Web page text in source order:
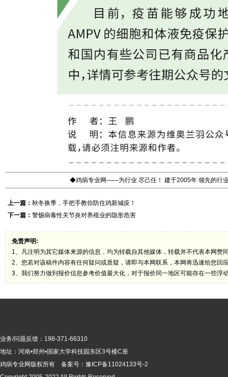
◆鸡病专业网——为行业 尽己任！ 建于2005年 领先的行
上一篇： 秋冬换季，手把手教你防住鸡新城疫！
下一篇： 警惕病毒性关节炎对养殖业的隐形危害
免责声明:
1、凡注明为其它媒体来源的信息，均为转载自其他媒体，转载并不代表本网赞
2、您若对该稿件内容有任何疑问或质疑，请即与本网联系，本网将迅速给您回
3、我们努力做到报价信息参考价值最大化，对于报价同一地区可能存在一些浮
业务/问题反馈：198-371-66310
地址：河南•郑州•国家大学科技园东区3号楼C座
鸡病专业网版权所有 备案号： 豫ICP备11024133号-2